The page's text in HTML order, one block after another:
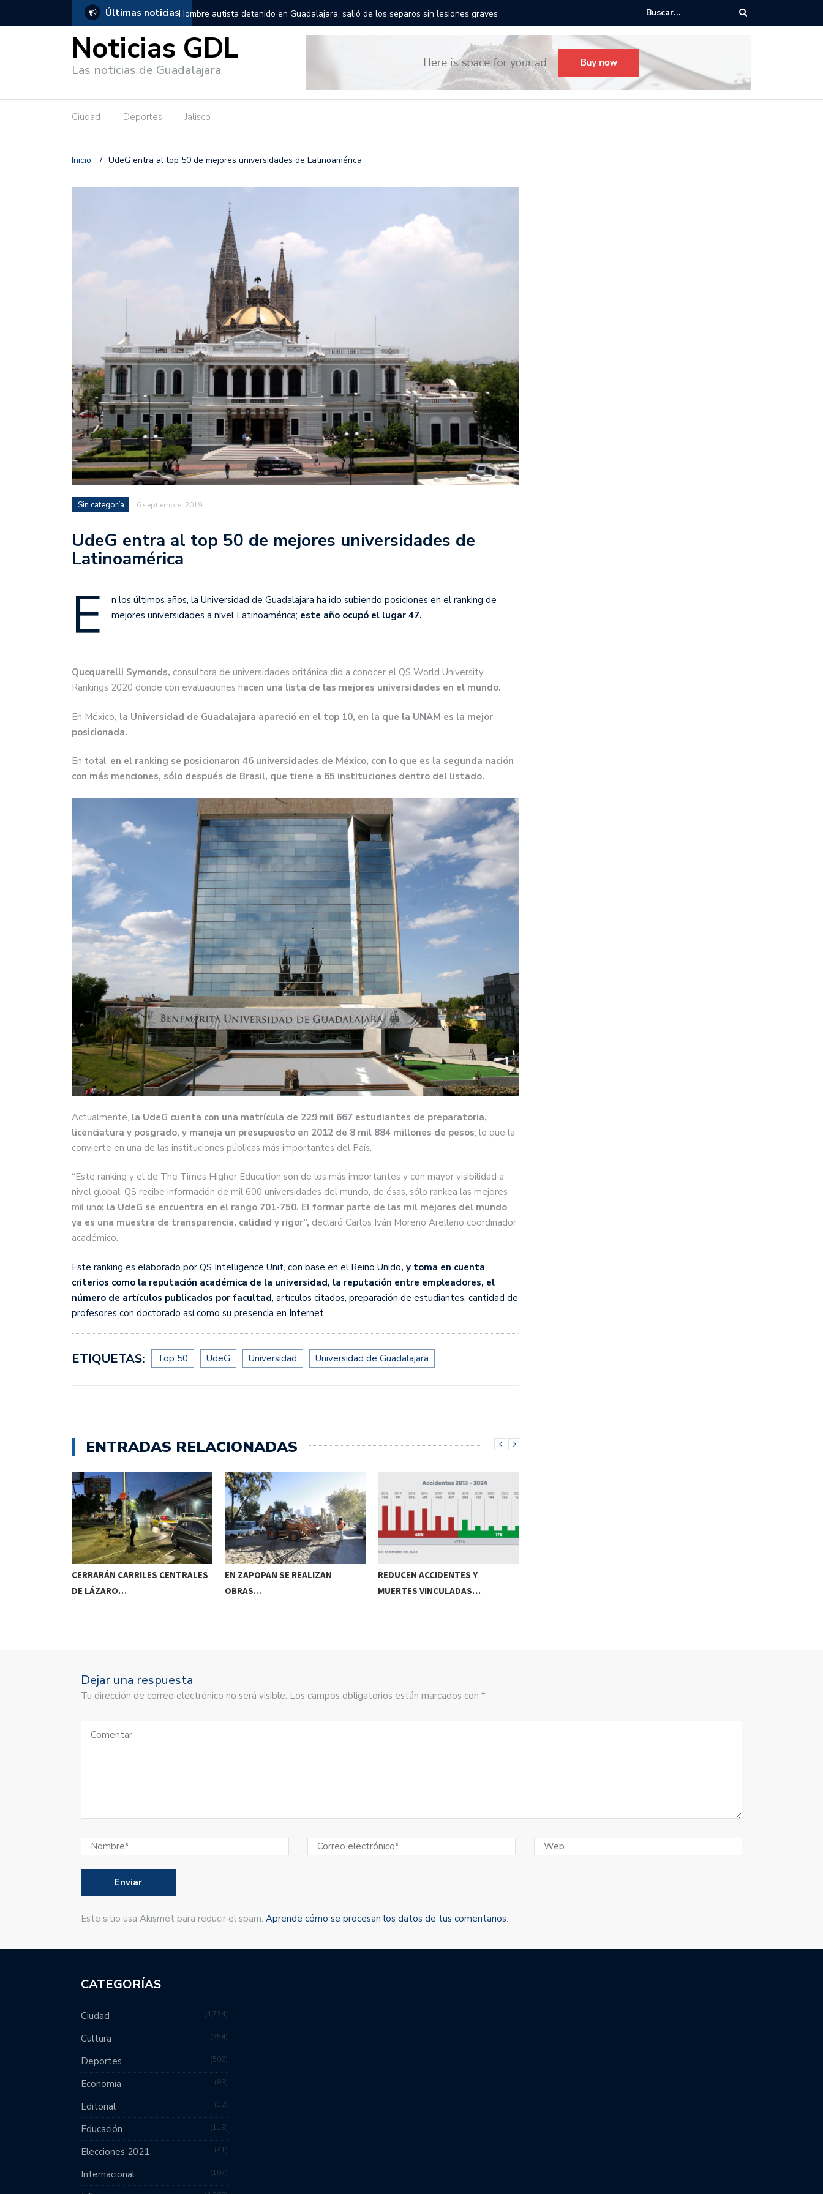
Últimas noticias
salió de los separos sin lesiones graves Títeres gigantes recorrerán las calles de Guadalajara: aparta la fecha Todo listo para el Festival Desfile Día de Muertos 2025 en Guadalajara
Noticias GDL
Las noticias de Guadalajara
Ciudad Deportes Jalisco
Inicio / UdeG entra al top 50 de mejores universidades de Latinoamérica
Sin categoría 6 septiembre, 2019
UdeG entra al top 50 de mejores universidades de
Latinoamérica
E
n los últimos años, la Universidad de Guadalajara ha ido subiendo posiciones en el ranking de
mejores universidades a nivel Latinoamérica; este año ocupó el lugar 47.
Qucquarelli Symonds, consultora de universidades británica dio a conocer el QS World University
Rankings 2020 donde con evaluaciones hacen una lista de las mejores universidades en el mundo.
En México, la Universidad de Guadalajara apareció en el top 10, en la que la UNAM es la mejor
posicionada.
En total, en el ranking se posicionaron 46 universidades de México, con lo que es la segunda nación
con más menciones, sólo después de Brasil, que tiene a 65 instituciones dentro del listado.
Actualmente, la UdeG cuenta con una matrícula de 229 mil 667 estudiantes de preparatoria,
licenciatura y posgrado, y maneja un presupuesto en 2012 de 8 mil 884 millones de pesos, lo que la
convierte en una de las instituciones públicas más importantes del País.
“Este ranking y el de The Times Higher Education son de los más importantes y con mayor visibilidad a
nivel global. QS recibe información de mil 600 universidades del mundo, de ésas, sólo rankea las mejores
mil uno; la UdeG se encuentra en el rango 701-750. El formar parte de las mil mejores del mundo
ya es una muestra de transparencia, calidad y rigor”, declaró Carlos Iván Moreno Arellano coordinador
académico.
Este ranking es elaborado por QS Intelligence Unit, con base en el Reino Unido, y toma en cuenta
criterios como la reputación académica de la universidad, la reputación entre empleadores, el
número de artículos publicados por facultad, artículos citados, preparación de estudiantes, cantidad de
profesores con doctorado así como su presencia en Internet.
ETIQUETAS: Top 50 UdeG Universidad Universidad de Guadalajara
ENTRADAS RELACIONADAS
CERRARÁN CARRILES CENTRALES
DE LÁZARO…
EN ZAPOPAN SE REALIZAN
OBRAS…
REDUCEN ACCIDENTES Y
MUERTES VINCULADAS…
Dejar una respuesta
Tu dirección de correo electrónico no será visible. Los campos obligatorios están marcados con *
Este sitio usa Akismet para reducir el spam. Aprende cómo se procesan los datos de tus comentarios.
CATEGORÍAS
Ciudad 4,734
Cultura 354
Deportes 506
Economía 89
Editorial 12
Educación 119
Elecciones 2021 41
Internacional 107